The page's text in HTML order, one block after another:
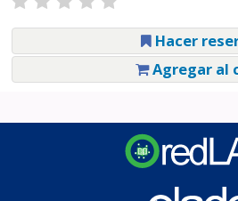
Hacer
Agregar al